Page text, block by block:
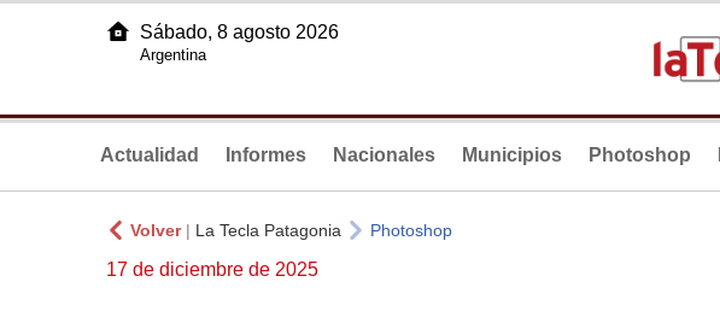
Sábado, 8 agosto 2026
Argentina
Actualidad Informes Nacionales Municipios Photoshop
Volver| La Tecla Patagonia Photoshop
17 de diciembre de 2025